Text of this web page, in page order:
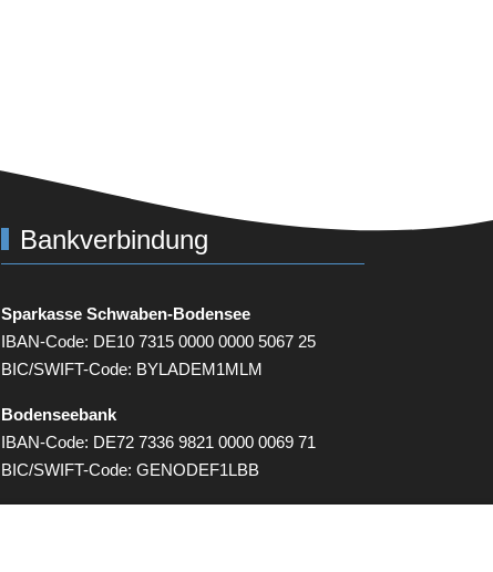
Bankverbindung
Sparkasse Schwaben-Bodensee
IBAN-Code: DE10 7315 0000 0000 5067 25
BIC/SWIFT-Code: BYLADEM1MLM
Bodensee­bank
IBAN-Code: DE72 7336 9821 0000 0069 71
BIC/SWIFT-Code: GENODEF1LBB